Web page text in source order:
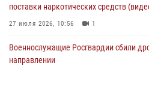
поставки наркотических средств
27 июля 2026, 10:56 1
Военнослужащие Росгвардии сбили
направлении